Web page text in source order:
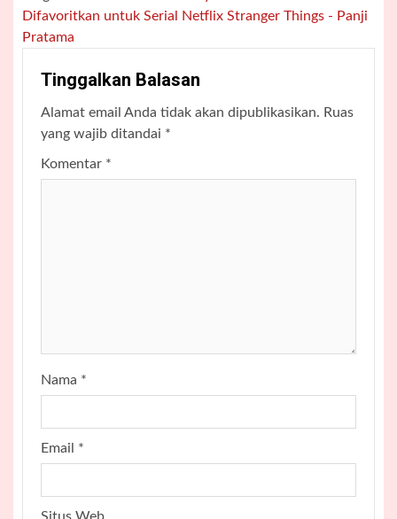
Difavoritkan untuk Serial Netflix Stranger Things - Panji
Pratama
Tinggalkan Balasan
Alamat email Anda tidak akan dipublikasikan. Ruas
yang wajib ditandai *
Komentar *
Nama *
Email *